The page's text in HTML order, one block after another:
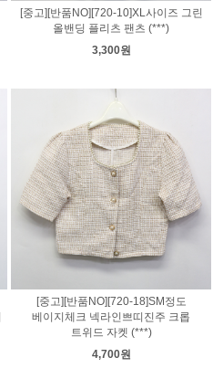
[중고][반품NO][720-10]XL사이즈 그린
올밴딩 플리츠 팬츠 (***)
3,300원
[중고][반품NO][720-18]SM정도
베이지체크 넥라인쁘띠진주 크롭
트위드 자켓 (***)
4,700원